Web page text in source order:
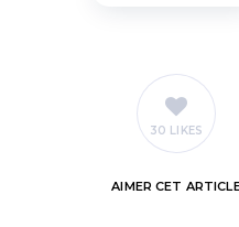
30 LIKES
AIMER CET